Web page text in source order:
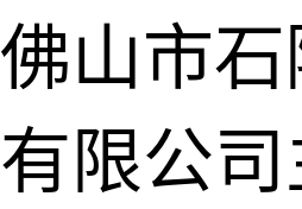
佛山市
有限公司
陶瓷透水砖